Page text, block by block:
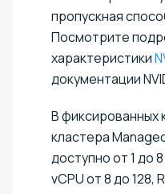
пропускная
Посмотрите
характеристики
документации
В фиксированных
кластера
доступно от 1 до
vCPU от 8 до 128,